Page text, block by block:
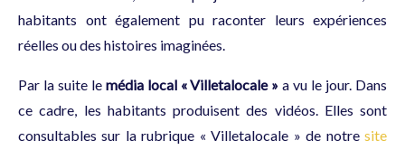
habitants ont également pu raconter leurs expériences
réelles ou des histoires imaginées.
Par la suite le média local « Villetalocale » a vu le jour. Dans
ce cadre, les habitants produisent des vidéos. Elles sont
consultables sur la rubrique « Villetalocale » de notre site